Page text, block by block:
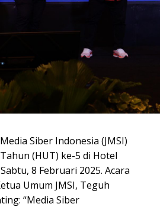
Siber Indonesia (JMSI)
(HUT) ke-5 di Hotel
8 Februari 2025. Acara
Umum JMSI, Teguh
“Media Siber